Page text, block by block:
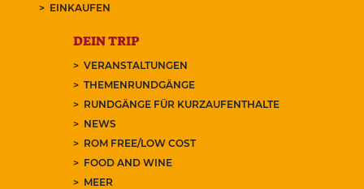
EINKAUFEN
DEIN TRIP
VERANSTALTUNGEN
THEMENRUNDGÄNGE
RUNDGÄNGE FÜR KURZAUFENTHALTE
NEWS
ROM FREE/LOW COST
FOOD AND WINE
MEER